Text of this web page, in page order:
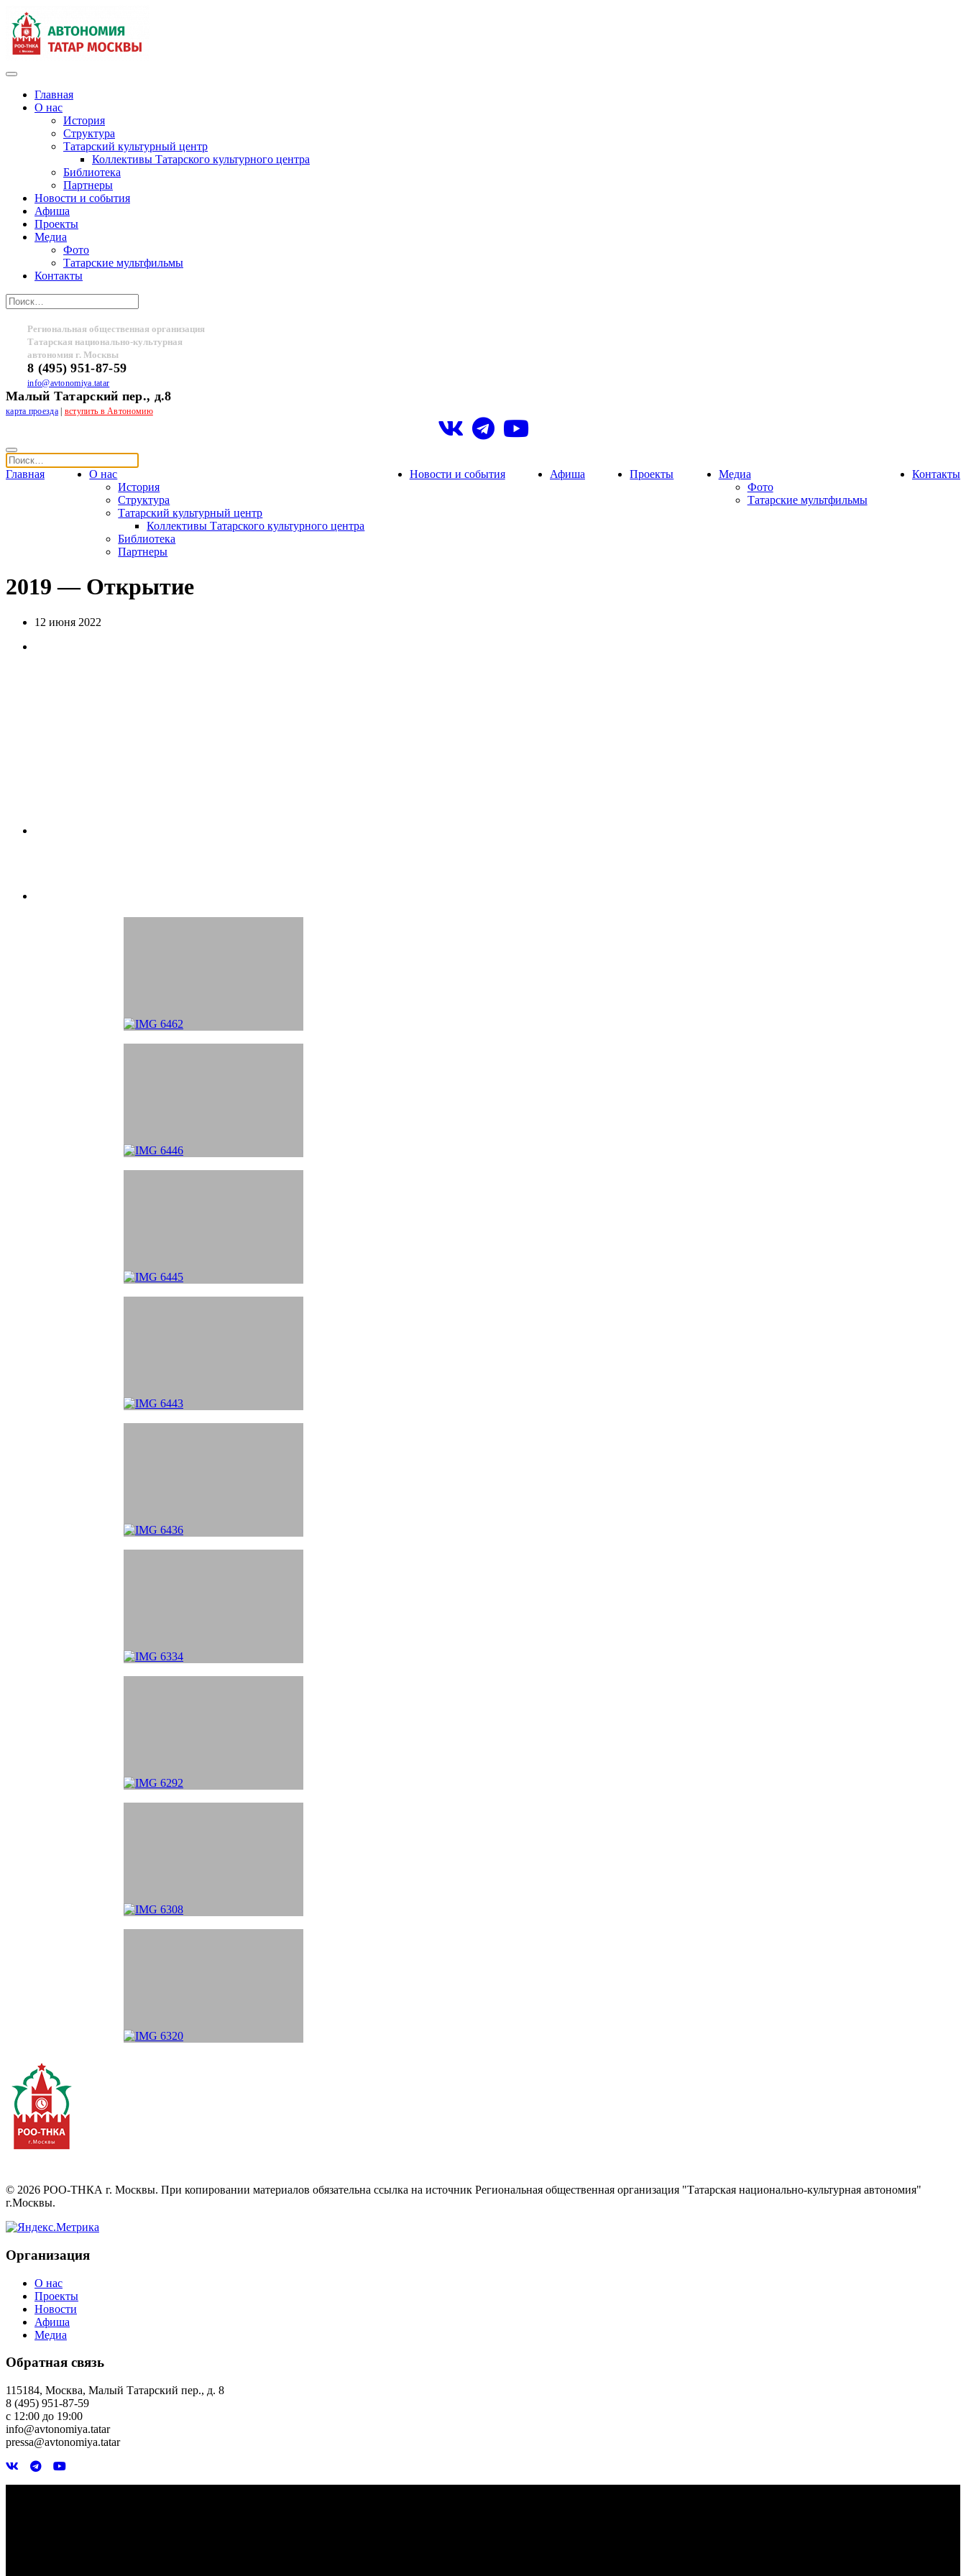
Главная
О нас
История
Структура
Татарский культурный центр
Коллективы Татарского культурного центра
Библиотека
Партнеры
Новости и события
Афиша
Проекты
Медиа
Фото
Татарские мультфильмы
Контакты
Региональная общественная организация
Татарская национально-культурная
автономия г. Москвы
8 (495) 951-87-59
info@avtonomiya.tatar
Малый Татарский пер., д.8
карта проезда| вступить в Автономию
Главная
О нас
История
Структура
Татарский культурный центр
Коллективы Татарского культурного центра
Библиотека
Партнеры
Новости и события Афиша Проекты
Медиа
Фото
Татарские мультфильмы
Контакты
2019 — Открытие
12 июня 2022
© 2026 РОО-ТНКА г. Москвы. При копировании материалов обязательна ссылка на источник Региональная общественная организация "Татарская национально-культурная автономия"
г.Москвы.
Организация
О нас
Проекты
Новости
Афиша
Медиа
Обратная связь
115184, Москва, Малый Татарский пер., д. 8
8 (495) 951-87-59
с 12:00 до 19:00
info@avtonomiya.tatar
pressa@avtonomiya.tatar